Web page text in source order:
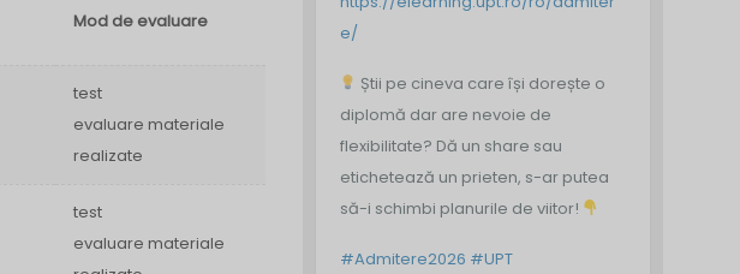
Mod de evaluare
test
evaluare materiale
realizate
test
evaluare materiale
e/
Știi pe cineva care își dorește o
diplomă dar are nevoie de
flexibilitate? Dă un share sau
etichetează un prieten, s-ar putea
să-i schimbi planurile de viitor!
#Admitere2026 #UPT